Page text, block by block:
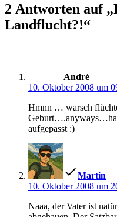
2 Antworten auf
Landflucht?!“
André
10. Oktober 2008 um
Hmnn … warsch
aufgepasst :)
Martin
10. Oktober 2008 um
Naaa, der Vater ist